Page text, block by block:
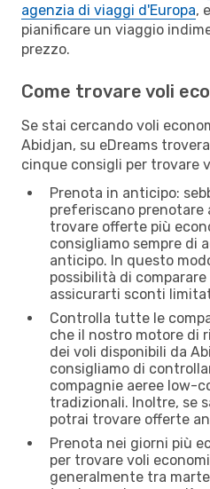
agenzia di viaggi d'Europa,
pianificare un viaggio
prezzo.
Come trovare voli
Se stai cercando voli
Abidjan, su eDreams
cinque consigli per trovare
Prenota in anticipo:
preferiscano prenotare
trovare offerte più
consigliamo sempre di
anticipo. In questo
possibilità di
assicurarti sconti
Controlla tutte le
che il nostro motore di
dei voli disponibili da
consigliamo di
compagnie aeree low-
tradizionali. Inoltre, se
potrai trovare offerte
Prenota nei giorni più
per trovare voli
generalmente tra